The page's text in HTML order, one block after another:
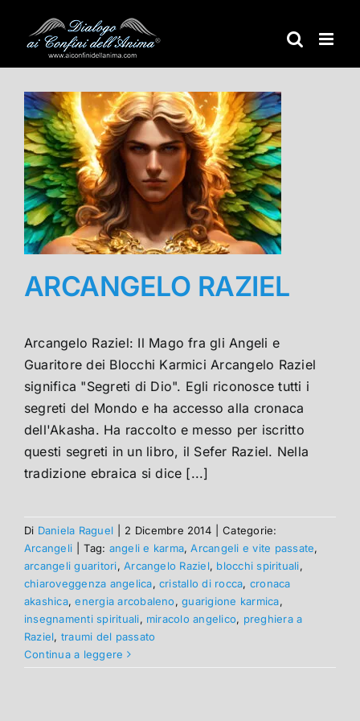
contenuto
ARCANGELO RAZIEL
Arcangelo Raziel: Il Mago fra gli Angeli e
Guaritore dei Blocchi Karmici Arcangelo Raziel
significa "Segreti di Dio". Egli riconosce tutti i
segreti del Mondo e ha accesso alla cronaca
dell'Akasha. Ha raccolto e messo per iscritto
questi segreti in un libro, il Sefer Raziel. Nella
tradizione ebraica si dice [...]
Di Daniela Raguel 2 Dicembre 2014
Categorie:
Arcangeli
Tag: angeli e karma,Arcangeli e vite passate,
arcangeli guaritori,Arcangelo Raziel, blocchi spirituali,
chiaroveggenza angelica,cristallo di rocca, cronaca
akashica,energia arcobaleno,guarigione karmica,
insegnamenti spirituali, miracolo angelico, preghiera a
Raziel, traumi del passato
Continua a leggere